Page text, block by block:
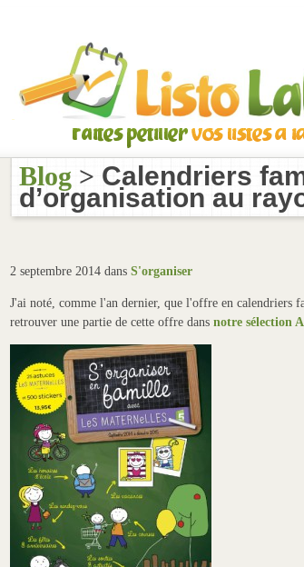
Blog > Calendriers
d’organisation au
2 septembre 2014 dans S'organiser
J'ai noté, comme l'an dernier, que l'offre en calendriers
retrouver une partie de cette offre dansnotre sélection